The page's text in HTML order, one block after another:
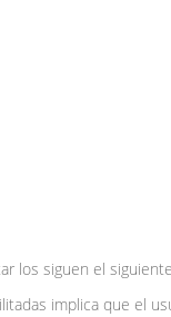
los siguen el
implica que el